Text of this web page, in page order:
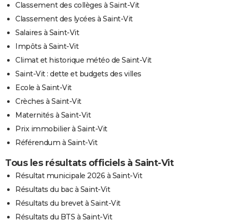
Classement des collèges à Saint-Vit
Classement des lycées à Saint-Vit
Salaires à Saint-Vit
Impôts à Saint-Vit
Climat et historique météo de Saint-Vit
Saint-Vit : dette et budgets des villes
Ecole à Saint-Vit
Crèches à Saint-Vit
Maternités à Saint-Vit
Prix immobilier à Saint-Vit
Référendum à Saint-Vit
Tous les résultats officiels à Saint-Vit
Résultat municipale 2026 à Saint-Vit
Résultats du bac à Saint-Vit
Résultats du brevet à Saint-Vit
Résultats du BTS à Saint-Vit